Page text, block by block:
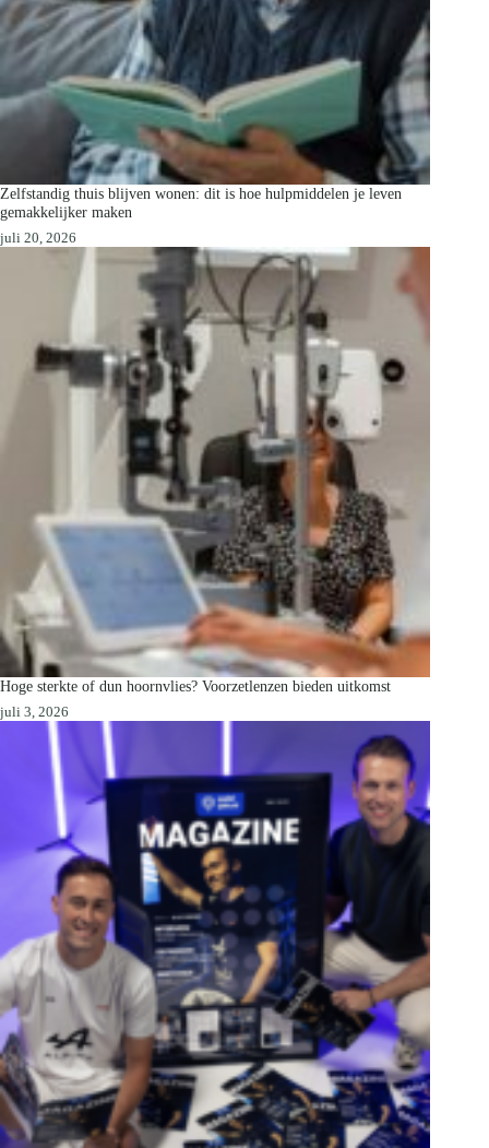
Zelfstandig thuis blijven wonen: dit is hoe hulpmiddelen je leven
gemakkelijker maken
juli 20, 2026
Hoge sterkte of dun hoornvlies? Voorzetlenzen bieden uitkomst
juli 3, 2026